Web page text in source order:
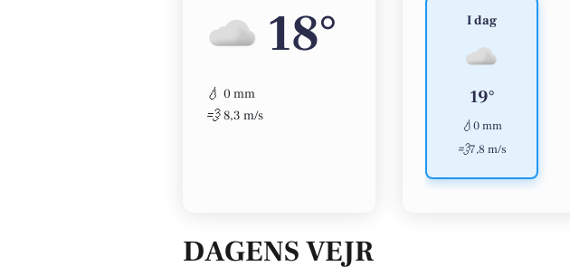
18°
💧 0 mm
💨 8,3 m/s
I dag
19°
💧0 mm
💨7,8 m/s
DAGENS VEJR